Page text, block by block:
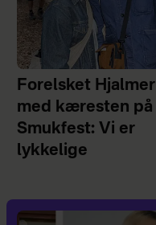
Forelsket Hjalmer
med kæresten på
Smukfest: Vi er
lykkelige